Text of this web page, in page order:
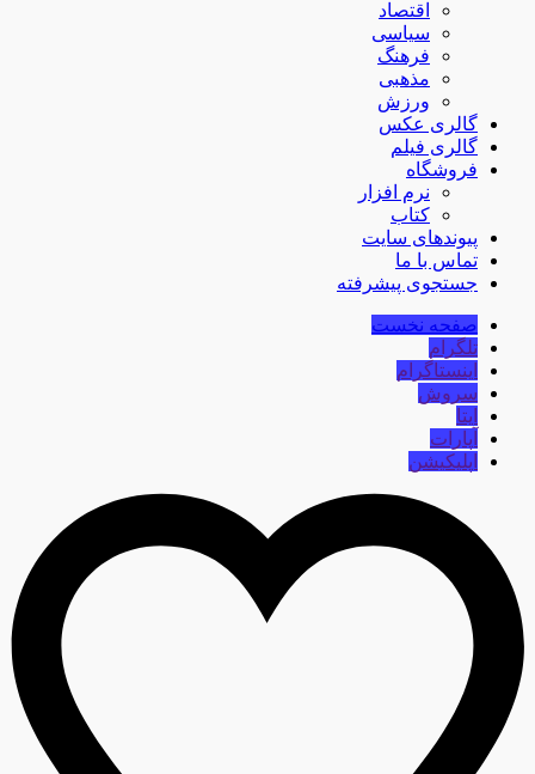
اقتصاد
سیاسی
فرهنگ
مذهبی
ورزش
گالری عکس
گالری فیلم
فروشگاه
نرم افزار
کتاب
پیوندهای سایت
تماس با ما
جستجوی پیشرفته
صفحه نخست
تلگرام
اینستاگرام
سروش
ایتا
آپارات
اپلیکیشن